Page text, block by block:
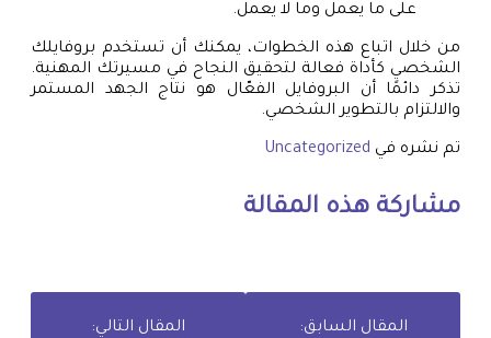
على ما يعمل وما لا يعمل.
من خلال اتباع هذه الخطوات، يمكنك أن تستخدم بروفايلك
الشخصي كأداة فعالة لتحقيق النجاح في مسيرتك المهنية.
تذكر دائمًا أن البروفايل الفعّال هو نتاج الجهد المستمر
والالتزام بالتطوير الشخصي.
تم نشره في Uncategorized
مشاركة هذه المقالة
المقال السابق:
المقال التالي: